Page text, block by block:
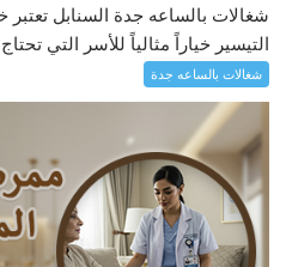
شغالات بالساعه جدة السنابل
التيسير خياراً مثالياً للأسر التي
شغالات بالساعه جدة